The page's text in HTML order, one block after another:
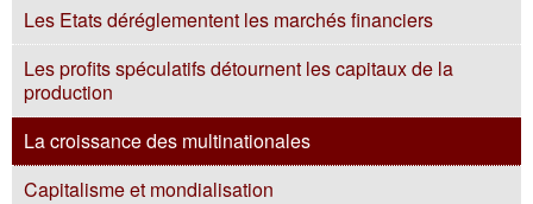
Les Etats déréglementent les marchés financiers
Les profits spéculatifs détournent les capitaux de la
production
La croissance des multinationales
Capitalisme et mondialisation